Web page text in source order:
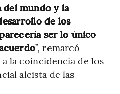
del mundo y la
de los
ser lo único
”, remarcó
la coincidencia de los
alcista de las